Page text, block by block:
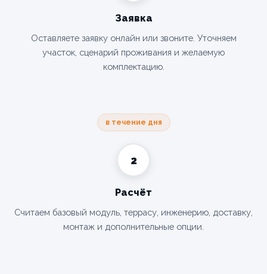
Заявка
Оставляете заявку онлайн или звоните. Уточняем
участок, сценарий проживания и желаемую
комплектацию.
в течение дня
2
Расчёт
Считаем базовый модуль, террасу, инженерию, доставку,
монтаж и дополнительные опции.